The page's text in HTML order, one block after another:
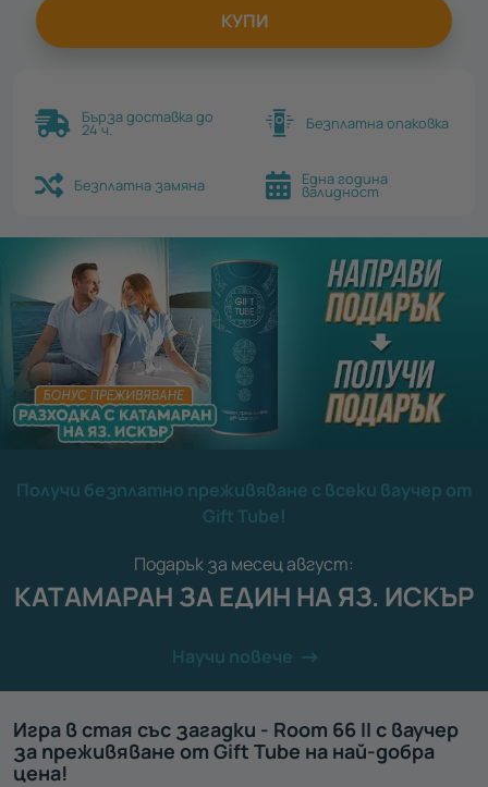
КУПИ
Бърза доставка до
24 ч. Безплатна опаковка
Безплатна замяна Една година
валидност
Получи безплатно преживяване с всеки ваучер от
Gift Tube!
Подарък за месец август:
КАТАМАРАН ЗА ЕДИН НА ЯЗ. ИСКЪР
Научи повече
Игра в стая със загадки - Room 66 II с ваучер
за преживяване от Gift Tube на най-добра
цена!